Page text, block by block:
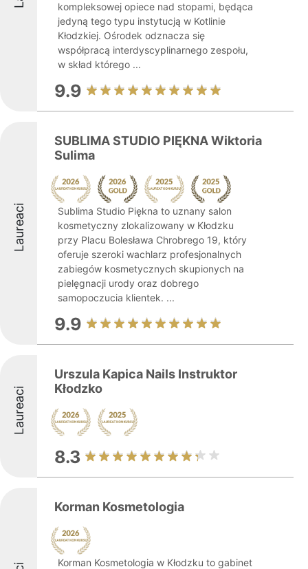
kompleksowej opiece nad stopami, będąca
jedyną tego typu instytucją w Kotlinie
Kłodzkiej. Ośrodek odznacza się
współpracą interdyscyplinarnego zespołu,
w skład którego ...
9.9
Laureaci
SUBLIMA STUDIO PIĘKNA Wiktoria
Sulima
Sublima Studio Piękna to uznany salon
kosmetyczny zlokalizowany w Kłodzku
przy Placu Bolesława Chrobrego 19, który
oferuje szeroki wachlarz profesjonalnych
zabiegów kosmetycznych skupionych na
pielęgnacji urody oraz dobrego
samopoczucia klientek. ...
9.9
Laureaci
Urszula Kapica Nails Instruktor
Kłodzko
8.3
Korman Kosmetologia
Korman Kosmetologia w Kłodzku to gabinet